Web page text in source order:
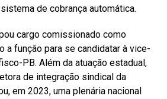
de cobrança automática.
cargo comissionado como
a função para se candidatar à vice-
PB. Além da atuação estadual,
de integração sindical da
em 2023, uma plenária nacional